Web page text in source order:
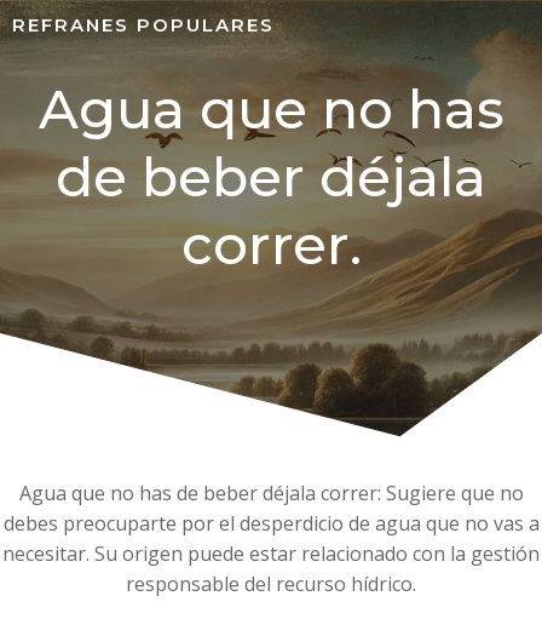
REFRANES POPULARES
Agua que no has
de beber déjala
correr.
Agua que no has de beber déjala correr: Sugiere que no
debes preocuparte por el desperdicio de agua que no vas a
necesitar. Su origen puede estar relacionado con la gestión
responsable del recurso hídrico.